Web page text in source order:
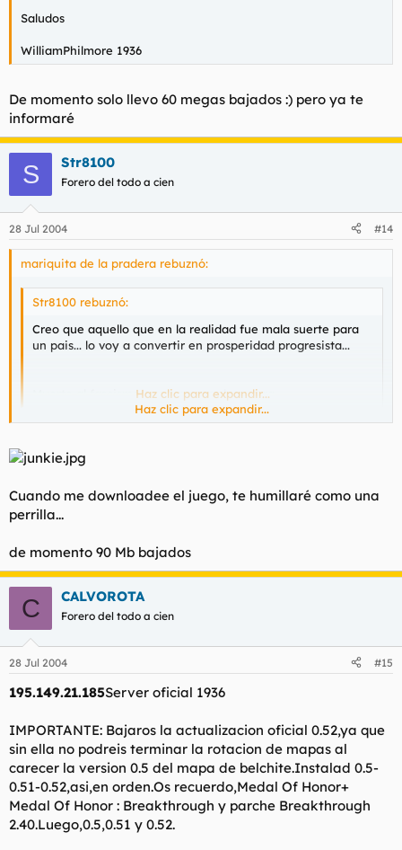
Saludos
WilliamPhilmore 1936
De momento solo llevo 60 megas bajados :) pero ya te
informaré
S Str8100
Forero del todo a cien
28 Jul 2004 #14
mariquita de la pradera rebuznó:
Str8100 rebuznó:
Creo que aquello que en la realidad fue mala suerte para
un pais... lo voy a convertir en prosperidad progresista...
Muerte al fascismo... voy a ganar la guerra.
Haz clic para expandir...
Haz clic para expandir...
Cuando me downloadee el juego, te humillaré como una
perrilla...
de momento 90 Mb bajados
C CALVOROTA
Forero del todo a cien
28 Jul 2004 #15
195.149.21.185Server oficial 1936
IMPORTANTE: Bajaros la actualizacion oficial 0.52,ya que
sin ella no podreis terminar la rotacion de mapas al
carecer la version 0.5 del mapa de belchite.Instalad 0.5-
0.51-0.52,asi,en orden.Os recuerdo,Medal Of Honor+
Medal Of Honor : Breakthrough y parche Breakthrough
2.40.Luego,0.5,0.51 y 0.52.